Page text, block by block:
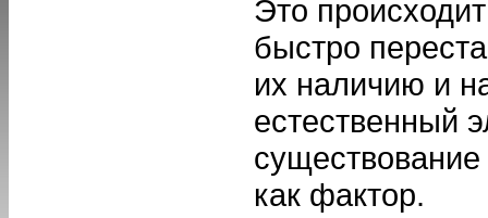
Это
быстро
их наличию и
естественный
как фактор.